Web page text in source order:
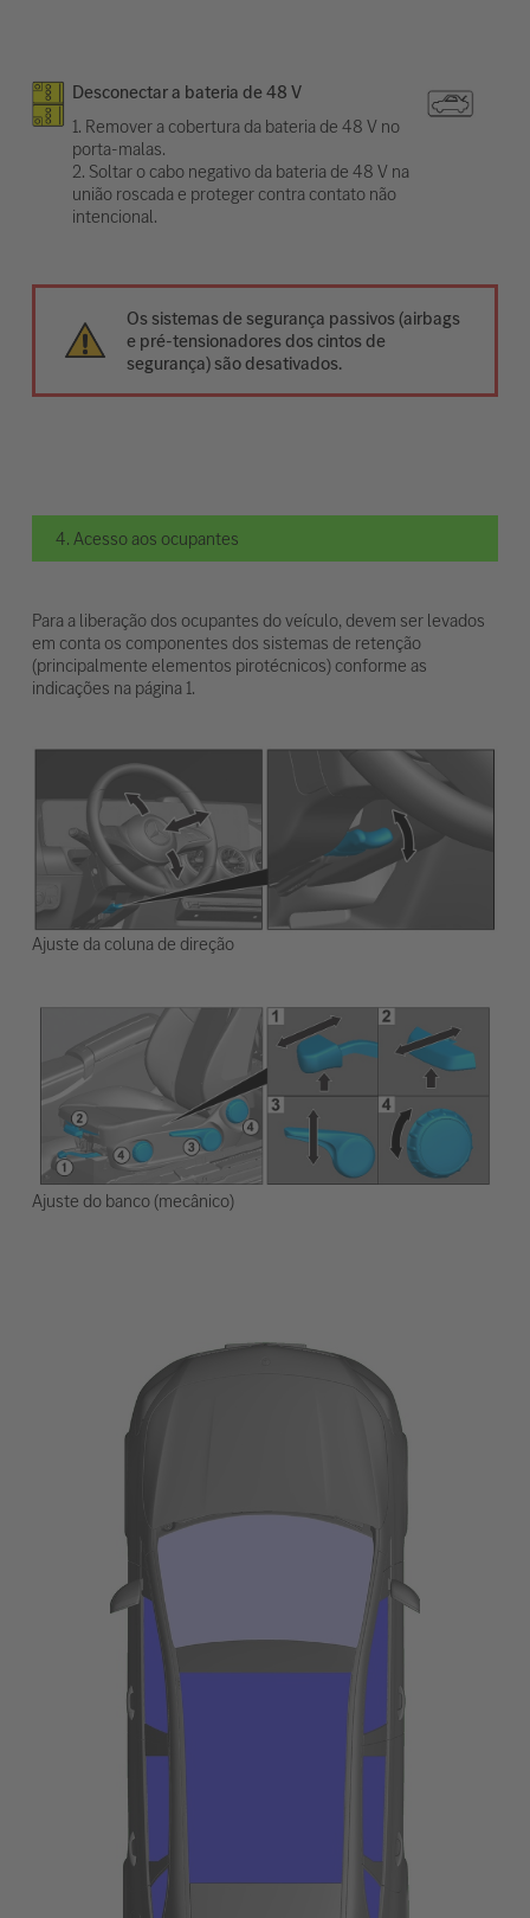
Desconectar a bateria de 48 V
1. Remover a cobertura da bateria de 48 V no
porta-malas.
2. Soltar o cabo negativo da bateria de 48 V na
união roscada e proteger contra contato não
intencional.
Os sistemas de segurança passivos (airbags
e pré-tensionadores dos cintos de
segurança) são desativados.
4. Acesso aos ocupantes
Para a liberação dos ocupantes do veículo, devem ser levados
em conta os componentes dos sistemas de retenção
(principalmente elementos pirotécnicos) conforme as
indicações na página 1.
Ajuste da coluna de direção
Ajuste do banco (mecânico)